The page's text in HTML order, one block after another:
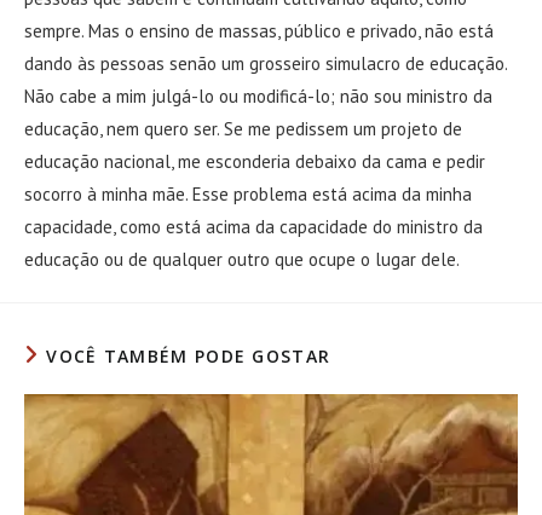
sempre. Mas o ensino de massas, público e privado, não está
dando às pessoas senão um grosseiro simulacro de educação.
Não cabe a mim julgá-lo ou modificá-lo; não sou ministro da
educação, nem quero ser. Se me pedissem um projeto de
educação nacional, me esconderia debaixo da cama e pedir
socorro à minha mãe. Esse problema está acima da minha
capacidade, como está acima da capacidade do ministro da
educação ou de qualquer outro que ocupe o lugar dele.
VOCÊ TAMBÉM PODE GOSTAR